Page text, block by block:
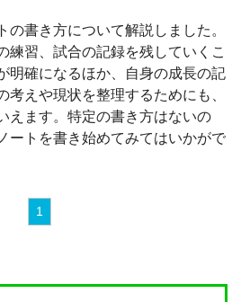
の書き方について解説しました。
練習、試合の記録を残していくこ
明確になるほか、自身の成長の記
考えや現状を整理するためにも、
えます。特定の書き方はないの
ートを書き始めてみてはいかがで
1